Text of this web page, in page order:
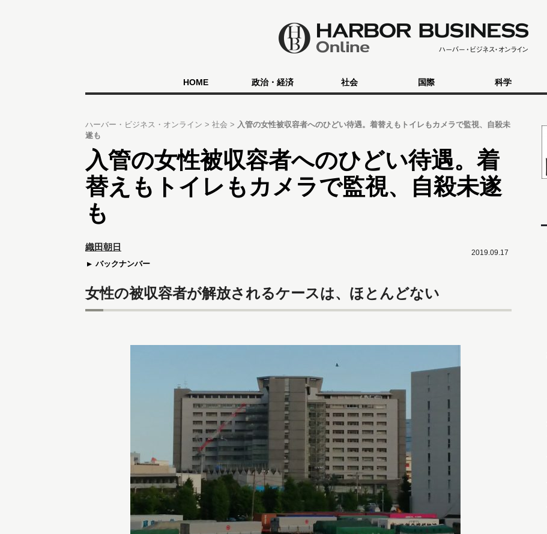
HOME 政治・経済 社会 国際 科学
ハーバー・ビジネス・オンライン 社会
入管の女性被収容者へのひどい待遇。着替えもトイレもカメラで監視、自殺未
遂も
入管の女性被収容者へのひどい待遇。着
替えもトイレもカメラで監視、自殺未遂
も
2019.09.17
織田朝日
バックナンバー
女性の被収容者が解放されるケースは、ほとんどない